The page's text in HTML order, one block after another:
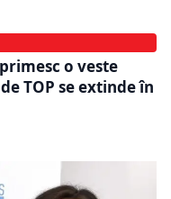
o veste
TOP se extinde în